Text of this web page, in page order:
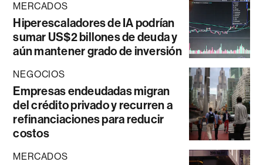
MERCADOS
Hiperescaladores de IA podrían
sumar US$2 billones de deuda y
aún mantener grado de inversión
NEGOCIOS
Empresas endeudadas migran
del crédito privado y recurren a
refinanciaciones para reducir
costos
MERCADOS